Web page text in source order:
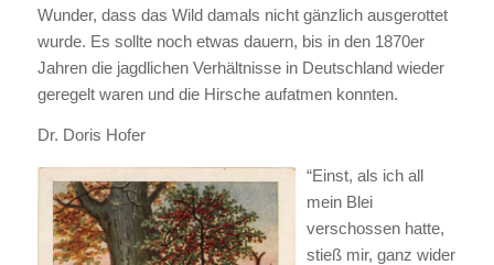
Wunder, dass das Wild damals nicht gänzlich ausgerottet
wurde. Es sollte noch etwas dauern, bis in den 1870er
Jahren die jagdlichen Verhältnisse in Deutschland wieder
geregelt waren und die Hirsche aufatmen konnten.
Dr. Doris Hofer
“Einst, als ich all
mein Blei
verschossen hatte,
stieß mir, ganz wider